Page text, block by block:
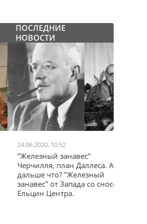
ПОСЛЕДНИЕ
НОВОСТИ
24.06.2020, 10:52
"Железный занавес"
Черчилля, план Даллеса. А
дальше что? "Железный
занавес" от Запада со сносом
Ельцин Центра.